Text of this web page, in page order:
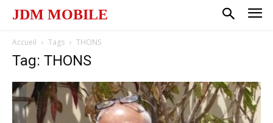
JDM MOBILE
Accueil Tags THONS
Tag: THONS